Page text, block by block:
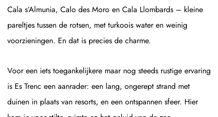
Cala s’Almunia, Calo des Moro en Cala Llombards – kleine
pareltjes tussen de rotsen, met turkoois water en weinig
voorzieningen. En dat is precies de charme.
Voor een iets toegankelijkere maar nog steeds rustige ervaring
is Es Trenc een aanrader: een lang, ongerept strand met
duinen in plaats van resorts, en een ontspannen sfeer. Hier